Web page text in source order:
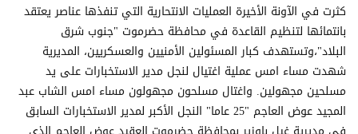
كثرت في الآونة الأخيرة العمليات الانتحارية التي تنفذها عناصر يعتقد
بانتمائها لتنظيم القاعدة في محافظة حضرموت "جنوب شرق
البلاد"،وتستهدف كبار المسئولين الأمنيين والعسكريين، المديرية
شهدت مساء امس عملية اغتيال لنجل مدير الاستخبارات على يد
مسلحين مجهولين. واغتال مسلحون مجهولون مساء امس الشاب عبد
المجيد عوض العاجم "25 عاما" النجل الأكبر لمدير الاستخبارات السابق